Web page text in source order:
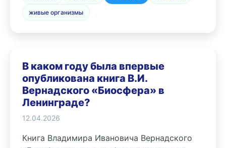
живые организмы
В каком году была впервые
опубликована книга В.И.
Вернадского «Биосфера» в
Ленинграде?
12.04.2026
Книга Владимира Ивановича Вернадского